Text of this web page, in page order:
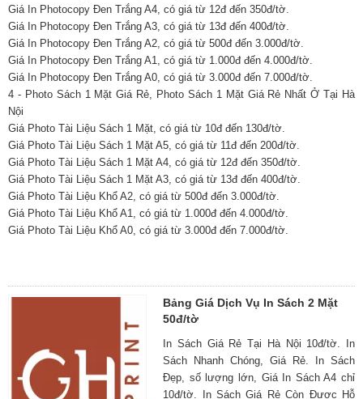
Giá In Photocopy Đen Trắng A4, có giá từ 12đ đến 350đ/tờ.
Giá In Photocopy Đen Trắng A3, có giá từ 13đ đến 400đ/tờ.
Giá In Photocopy Đen Trắng A2, có giá từ 500đ đến 3.000đ/tờ.
Giá In Photocopy Đen Trắng A1, có giá từ 1.000đ đến 4.000đ/tờ.
Giá In Photocopy Đen Trắng A0, có giá từ 3.000đ đến 7.000đ/tờ.
4 - Photo Sách 1 Mặt Giá Rẻ, Photo Sách 1 Mặt Giá Rẻ Nhất Ở Tại Hà
Nội
Giá Photo Tài Liệu Sách 1 Mặt, có giá từ 10đ đến 130đ/tờ.
Giá Photo Tài Liệu Sách 1 Mặt A5, có giá từ 11đ đến 200đ/tờ.
Giá Photo Tài Liệu Sách 1 Mặt A4, có giá từ 12đ đến 350đ/tờ.
Giá Photo Tài Liệu Sách 1 Mặt A3, có giá từ 13đ đến 400đ/tờ.
Giá Photo Tài Liệu Khổ A2, có giá từ 500đ đến 3.000đ/tờ.
Giá Photo Tài Liệu Khổ A1, có giá từ 1.000đ đến 4.000đ/tờ.
Giá Photo Tài Liệu Khổ A0, có giá từ 3.000đ đến 7.000đ/tờ.
Bảng Giá Dịch Vụ In Sách 2 Mặt
50đ/tờ
In Sách Giá Rẻ Tại Hà Nội 10đ/tờ. In
Sách Nhanh Chóng, Giá Rẻ. In Sách
Đẹp, số lượng lớn, Giá In Sách A4 chỉ
10đ/tờ. In Sách Giá Rẻ Còn Được Hỗ